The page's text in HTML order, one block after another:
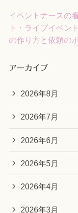
イベントナースの
ト・ライブイベン
の作り方と依頼の
アーカイブ
2026年8月
2026年7月
2026年6月
2026年5月
2026年4月
2026年3月